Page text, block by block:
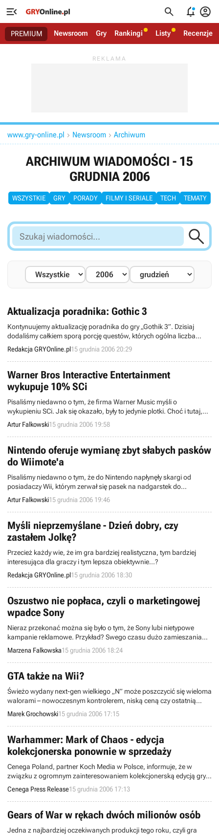
   
PREMIUM Newsroom Gry Rankingi Listy Recenzje
www.gry-online.pl  Newsroom  Archiwum
ARCHIWUM WIADOMOŚCI - 15
GRUDNIA 2006
WSZYSTKIE GRY PORADY FILMY I SERIALE TECH TEMATY
Szukaj
wiadomości...

Aktualizacja poradnika: Gothic 3
Kontynuujemy aktualizację poradnika do gry „Gothik 3”. Dzisiaj
dodaliśmy całkiem sporą porcję questów, których ogólna liczba
przekroczyła już pięciuset sztuk. Kolejna aktualizacja nastąpi
wkrótce i dołoży ostatnią już część tego monumentalnego
poradnika, którego mamy nadzieję również Wy docenicie podczas
rozgrywania swoich przygód w fantastycznym świecie Gothica.
Redakcja GRYOnline.pl15 grudnia 2006 20:29
Warner Bros Interactive Entertainment
wykupuje 10% SCi
Pisaliśmy niedawno o tym, że firma Warner Music myśli o
wykupieniu SCi. Jak się okazało, były to jedynie plotki. Choć i tutaj,
jak to w plotkach bywa, znalazło się ziarno prawdy. Otóż inny
oddział firmy, Warner Bros Interactive Entertainment dokonał
inwestycji, w której efekcie nabył prawa do 10% wspomnianego
wydawcy.
Artur Falkowski15 grudnia 2006 19:58
Nintendo oferuje wymianę zbyt słabych pasków
do Wiimote'a
Pisaliśmy niedawno o tym, że do Nintendo napłynęły skargi od
posiadaczy Wii, którym zerwał się pasek na nadgarstek do
Wiimote’a, często powodując niezamierzony lot kontrolera w
kierunku telewizora, mebli albo innych domowników. Firma obiecała
przyjrzeć się sprawie i problem rozwiązać. Słowa dotrzymała. Od
przyszłego tygodnia niezadowoleni klienci będą mogli wymienić
swoje paski.
Artur Falkowski15 grudnia 2006 19:46
Myśli nieprzemyślane - Dzień dobry, czy
zastałem Jolkę?
Przecież każdy wie, że im gra bardziej realistyczna, tym bardziej
interesująca dla graczy i tym lepsza obiektywnie...?
Redakcja GRYOnline.pl15 grudnia 2006 18:30
Oszustwo nie popłaca, czyli o marketingowej
wpadce Sony
Nieraz przekonać można się było o tym, że Sony lubi nietypowe
kampanie reklamowe. Przykład? Swego czasu dużo zamieszania
wywołały rzekomo rasistowskie plakaty, na których walczyły ze sobą
biała i czarna kobieta reprezentujące dwie kolorystyczne wersje PSP.
Tym razem jednak japoński producent zdecydowanie przedobrzył,
wzbudzając niesmak nawet wśród swoich fanów.
Marzena Falkowska15 grudnia 2006 18:24
GTA także na Wii?
Świeżo wydany next-gen wielkiego „N” może poszczycić się wieloma
walorami – nowoczesnym kontrolerem, niską ceną czy ostatnią
odsłoną przygód Linka, bohatera serii The Legend of Zelda.
Amerykański oddział Nintendo uważa jednak, że to wciąż za mało,
w związku z czym zachęca korporację Take-Two do stworzenia dla
Wii gry… Grand Theft Auto IV.
Marek Grochowski15 grudnia 2006 17:15
Warhammer: Mark of Chaos - edycja
kolekcjonerska ponownie w sprzedaży
Cenega Poland, partner Koch Media w Polsce, informuje, że w
związku z ogromnym zainteresowaniem kolekcjonerską edycją gry
Warhammer: Mark of Chaos, ponownie uruchomiona została jej
sprzedaż w sklepie internetowym firmy
Cenega Press Release15 grudnia 2006 17:13
Gears of War w rękach dwóch milionów osób
Jedna z najbardziej oczekiwanych produkcji tego roku, czyli gra